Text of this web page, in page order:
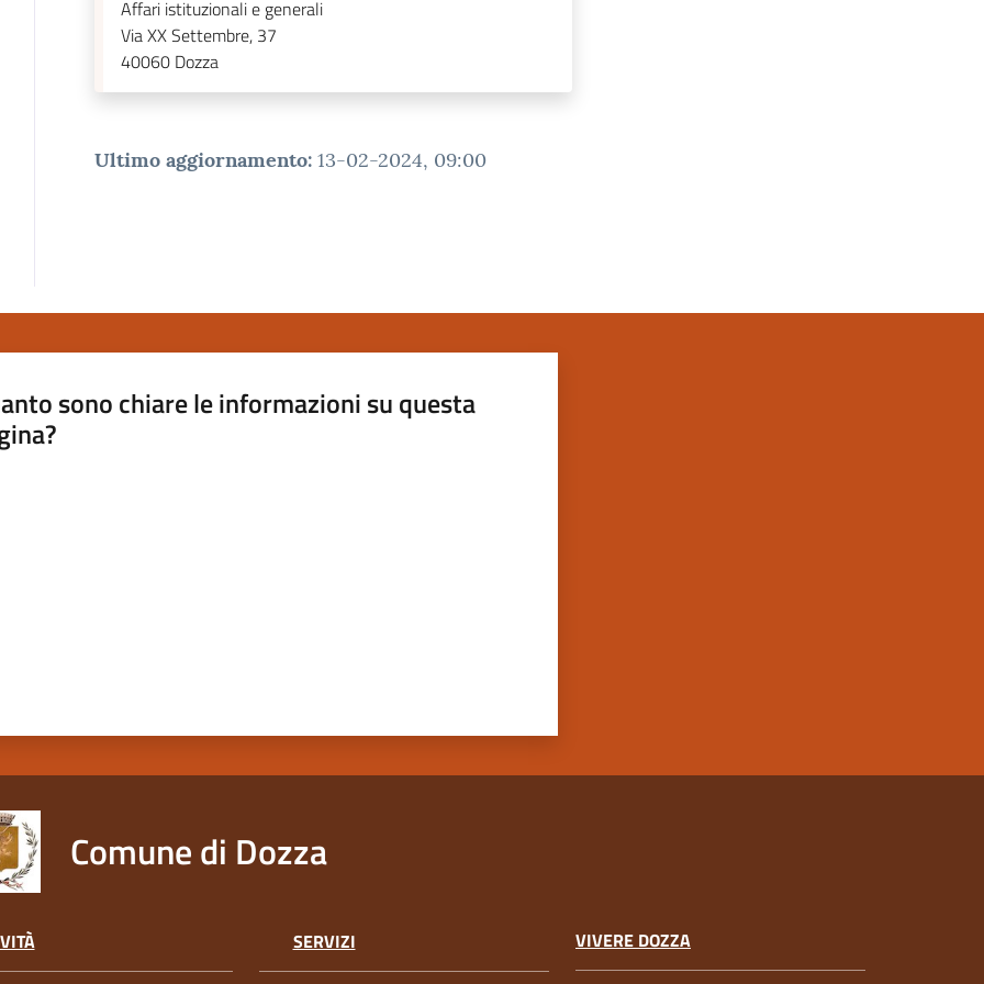
Affari istituzionali e generali
Via XX Settembre, 37
40060 Dozza
Ultimo aggiornamento: 13-02-2024, 09:00
sono chiare le informazioni su questa
Comune di Dozza
SERVIZI VIVERE DOZZA